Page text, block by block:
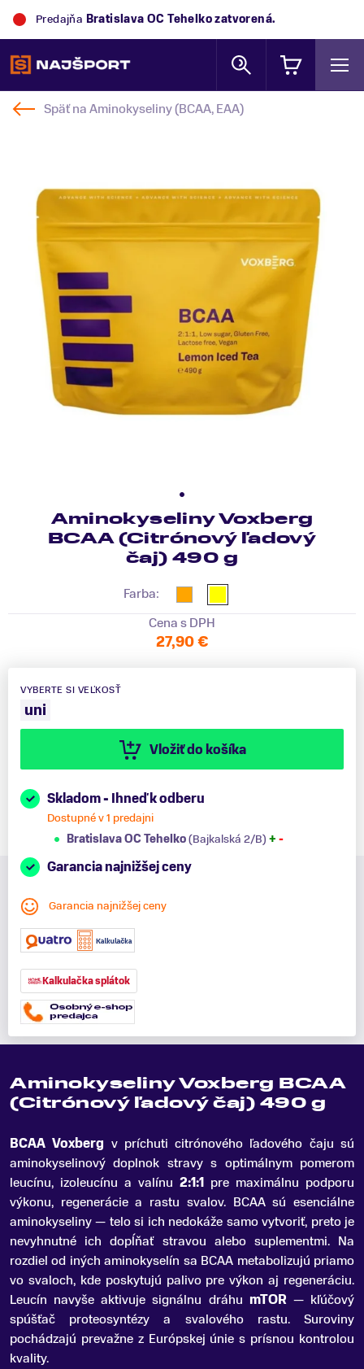
Predajňa Bratislava OC Tehelkozatvorená.
Späť naAminokyseliny (BCAA, EAA)
Aminokyseliny Voxberg
BCAA (Citrónový ľadový
čaj) 490 g
Farba:
Cena s DPH
27,90 €
VYBERTE SI VEĽKOSŤ
uni
Vložiť do košíka
Skladom - Ihneď k odberu
Dostupné v 1 predajni
Bratislava OC Tehelko(Bajkalská 2/B) + -
Garancia najnižšej ceny
Garancia najnižšej ceny
Kalkulačka splátok
Aminokyseliny Voxberg BCAA
(Citrónový ľadový čaj) 490 g
BCAA Voxberg v príchuti citrónového ľadového čaju sú
aminokyselinový doplnok stravy s optimálnym pomerom
leucínu, izoleucínu a valínu 2:1:1 pre maximálnu podporu
výkonu, regenerácie a rastu svalov.BCAA sú esenciálne
aminokyseliny — telo si ich nedokáže samo vytvoriť, preto je
nevyhnutné ich dopĺňať stravou alebo suplementmi. Na
rozdiel od iných aminokyselín sa BCAA metabolizujú priamo
vo svaloch, kde poskytujú palivo pre výkon aj regeneráciu.
Leucín navyše aktivuje signálnu dráhu mTOR— kľúčový
spúšťač proteosyntézy a svalového rastu. Suroviny
pochádzajú prevažne z Európskej únie s prísnou kontrolou
kvality.